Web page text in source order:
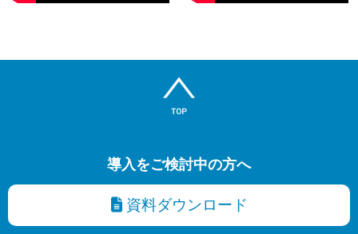
導入をご検討中の方へ
資料ダウンロード